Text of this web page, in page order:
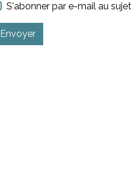
S'abonner par e-mail au sujet
Envoyer